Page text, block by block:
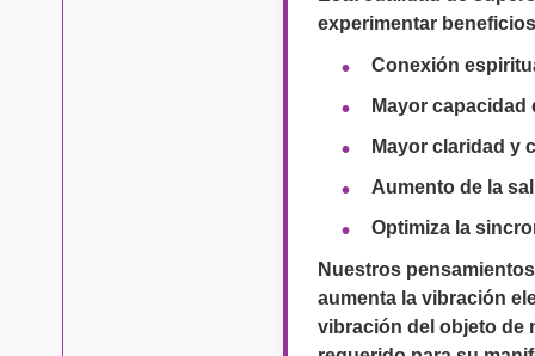
experimentar
Conexión
Mayor capacidad
Mayor claridad y
Aumento de la
Optimiza la
Nuestros
aumenta la vibración
vibración del objeto de